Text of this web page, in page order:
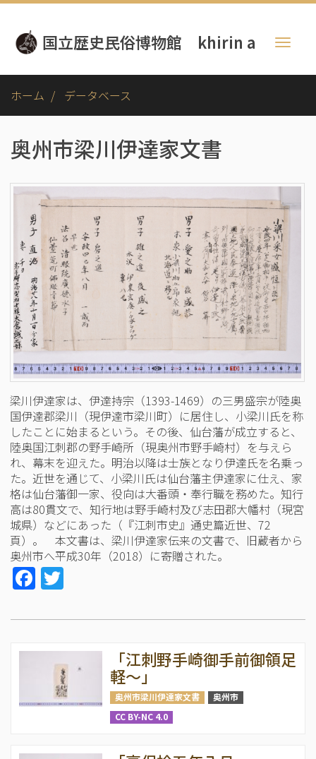
ン
ツ
国立歴史民俗博物館 khirin a
ホーム データベース
奥州市梁川伊達家文書
梁川伊達家は、伊達持宗（1393-1469）の三男盛宗が陸奥
国伊達郡梁川（現伊達市梁川町）に居住し、小梁川氏を称
したことに始まるという。その後、仙台藩が成立すると、
陸奥国江刺郡の野手崎所（現奥州市野手崎村）を与えら
れ、幕末を迎えた。明治以降は士族となり伊達氏を名乗っ
た。近世を通じて、小梁川氏は仙台藩主伊達家に仕え、家
格は仙台藩御一家、役向は大番頭・奉行職を務めた。知行
高は80貫文で、知行地は野手崎村及び志田郡大幡村（現宮
城県）などにあった（『江刺市史』通史篇近世、72
頁）。 本文書は、梁川伊達家伝来の文書で、旧蔵者から
奥州市へ平成30年（2018）に寄贈された。
Facebook
「江刺野手崎御手前御領足
軽～」
奥州市梁川伊達家文書
奥州市
CC BY-NC 4.0